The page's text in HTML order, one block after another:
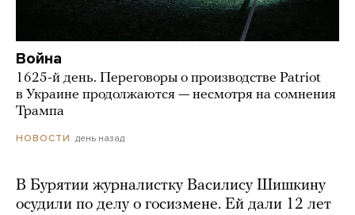
Война
1625-й день. Переговоры о производстве Patriot
в Украине продолжаются — несмотря на сомнения
Трампа
НОВОСТИ день назад
В Бурятии журналистку Василису Шишкину
осудили по делу о госизмене. Ей дали 12 лет